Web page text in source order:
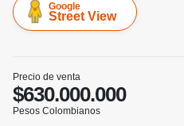
Google
Street View
Precio de venta
$630.000.000
Pesos Colombianos